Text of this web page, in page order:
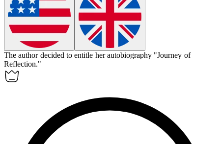
The author decided toentitle her autobiography "Journey of
Reflection."